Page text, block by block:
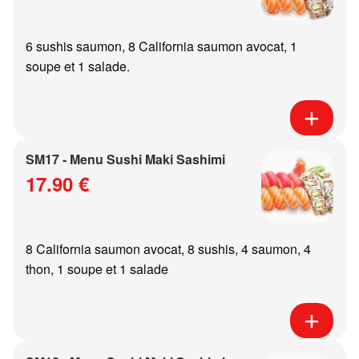
6 sushis saumon, 8 California saumon avocat, 1
soupe et 1 salade.
SM17 - Menu Sushi Maki Sashimi
17.90 €
8 California saumon avocat, 8 sushis, 4 saumon, 4
thon, 1 soupe et 1 salade